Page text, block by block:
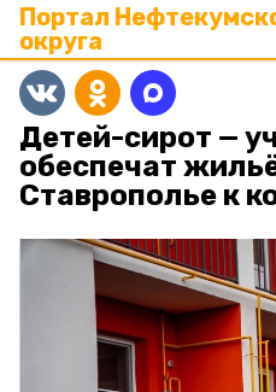
Портал
округа
Детей-сирот —
обеспечат
Ставрополье к